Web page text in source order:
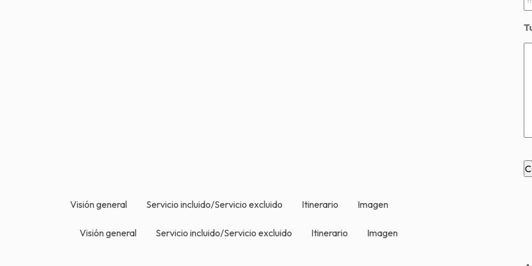
Visión general Servicio incluido/Servicio excluido Itinerario Imagen
Visión general Servicio incluido/Servicio excluido Itinerario Imagen